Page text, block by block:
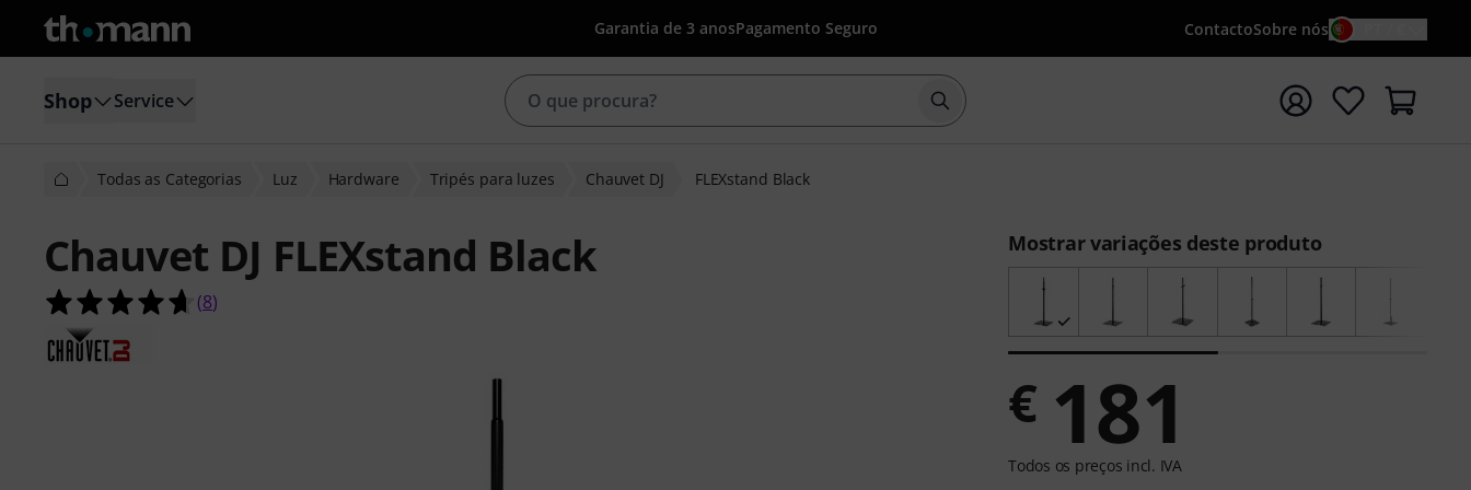
Garantia de 3 anosPagamento Seguro ContactoSobre nós
Shop Service Iniciar pesquisa com o termo de pesquisa {searchTerm}
Todas as Categorias Luz Hardware Tripés para luzes Chauvet DJ FLEXstand Black
Chauvet DJ FLEXstand Black
4.6 de 5 estrelas de 8 avaliações de clientes
(8)
Mostrar variações deste produto
€ 181
Todos os preços incl. IVA